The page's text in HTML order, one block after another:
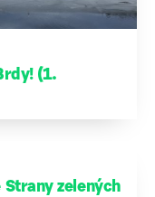
(1.
Strany zelených